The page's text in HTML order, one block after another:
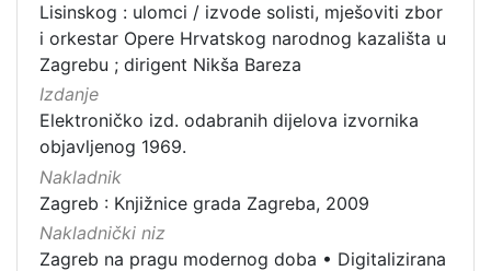
Lisinskog : ulomci / izvode solisti, mješoviti zbor
i orkestar Opere Hrvatskog narodnog kazališta u
Zagrebu ; dirigent Nikša Bareza
Izdanje
Elektroničko izd. odabranih dijelova izvornika
objavljenog 1969.
Nakladnik
Zagreb : Knjižnice grada Zagreba, 2009
Nakladnički niz
Zagreb na pragu modernog doba • Digitalizirana